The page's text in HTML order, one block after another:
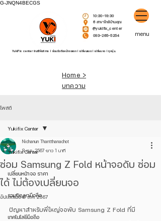
G-JNQN4BECGS
10:30-19:30
6 สาขาใกล้บ้านคุณ
@yukifix_center
093-265-5254
YukiFix center ยินดีให้บริการ l ซ่อมมือถือหน้าจอแตก l เปลี่ยนแบต l เปลี่ยนจอ l ทุกรุ่น.
menu
Home >
บทความ
โพสต์
Yukifix Center
เปลี่ยนหน้าจอ ราคา
รวมปัญหามือถือ
เทคโนโลยีมือถือ
Yukifix Center
ซ่อม Samsung Z Fold หน้าจอดับ ซ่อม
ได้ ไม่ต้องเปลี่ยนจอ
Nichanun Thantthanachot
8 ส.ค. 2567 ยาว 1 นาที
อัปเดตเมื่อ9 ส.ค. 2567
ปัญหาสำหรับพี่ใหญ่จอพับ Samsung Z Fold ที่มี